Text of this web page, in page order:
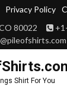
Privacy Policy
80022
Shirt For You